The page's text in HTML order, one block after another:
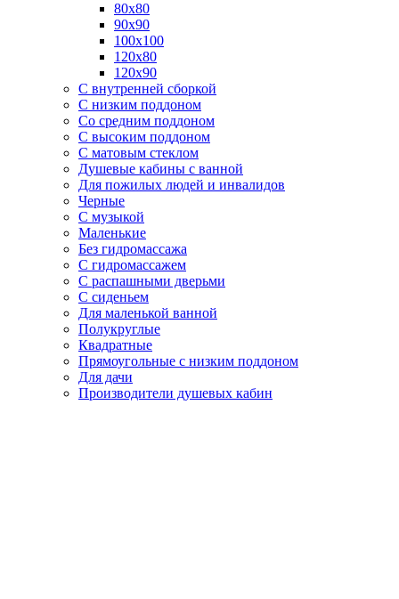
80х80
90х90
100х100
120х80
120х90
С внутренней сборкой
C низким поддоном
Со средним поддоном
С высоким поддоном
С матовым стеклом
Душевые кабины с ванной
Для пожилых людей и инвалидов
Черные
С музыкой
Маленькие
Без гидромассажа
С гидромассажем
С распашными дверьми
С сиденьем
Для маленькой ванной
Полукруглые
Квадратные
Прямоугольные с низким поддоном
Для дачи
Производители душевых кабин